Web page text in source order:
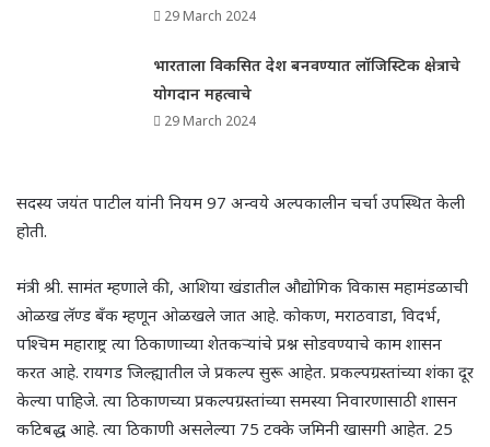
29 March 2024
भारताला विकसित देश बनवण्यात लॉजिस्टिक क्षेत्राचे
योगदान महत्वाचे
29 March 2024
सदस्य जयंत पाटील यांनी नियम 97 अन्वये अल्पकालीन चर्चा उपस्थित केली
होती.
मंत्री श्री. सामंत म्हणाले की, आशिया खंडातील औद्योगिक विकास महामंडळाची
ओळख लॅण्ड बँक म्हणून ओळखले जात आहे. कोकण, मराठवाडा, विदर्भ,
पश्चिम महाराष्ट्र त्या ठिकाणाच्या शेतकऱ्यांचे प्रश्न सोडवण्याचे काम शासन
करत आहे. रायगड जिल्ह्यातील जे प्रकल्प सुरू आहेत. प्रकल्पग्रस्तांच्या शंका दूर
केल्या पाहिजे. त्या ठिकाणच्या प्रकल्पग्रस्तांच्या समस्या निवारणासाठी शासन
कटिबद्ध आहे. त्या ठिकाणी असलेल्या 75 टक्के जमिनी खासगी आहेत. 25